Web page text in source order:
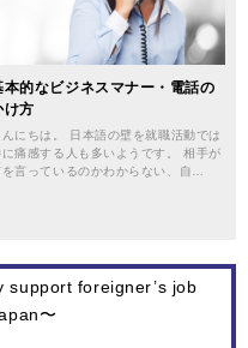
本的なビジネスマナー・電話の
け方
んにちは。 日本語の壁を就職活動では
に痛感する人も多いようです。 相手が
を言っているのかわからない、自…
support foreigner’s job
〜